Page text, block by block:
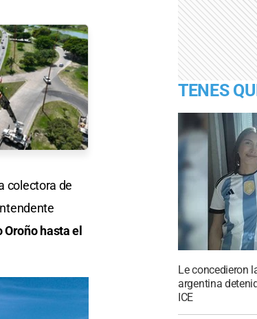
colectora de
hasta el
TENES
Le concedieron
argentina
ICE